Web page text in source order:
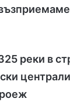
реки в